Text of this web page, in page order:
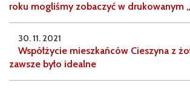
roku mogliśmy zobaczyć w drukowanym
30. 11. 2021
Współżycie mieszkańców Cieszyna z
zawsze było idealne